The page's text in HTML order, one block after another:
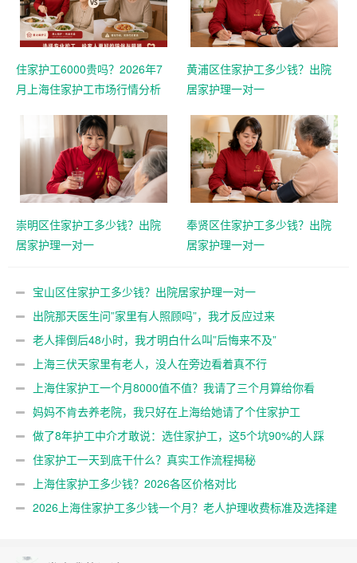
住家护工6000贵吗？2026年7
月上海住家护工市场行情分析
黄浦区住家护工多少钱？出院
居家护理一对一
崇明区住家护工多少钱？出院
居家护理一对一
奉贤区住家护工多少钱？出院
居家护理一对一
宝山区住家护工多少钱？出院居家护理一对一
出院那天医生问”家里有人照顾吗”，我才反应过来
老人摔倒后48小时，我才明白什么叫”后悔来不及”
上海三伏天家里有老人，没人在旁边看着真不行
上海住家护工一个月8000值不值？我请了三个月算给你看
妈妈不肯去养老院，我只好在上海给她请了个住家护工
做了8年护工中介才敢说：选住家护工，这5个坑90%的人踩
过 住家护工一天到底干什么？真实工作流程揭秘
上海住家护工多少钱？2026各区价格对比
2026上海住家护工多少钱一个月？老人护理收费标准及选择建